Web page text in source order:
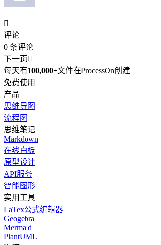

评论
0 条评论
下一页
每天有100,000+文件在ProcessOn创建
免费使用
产品
思维导图
流程图
思维笔记
Markdown
在线白板
原型设计
API服务
智能图形
实用工具
LaTex公式编辑器
Geogebra
Mermaid
PlantUML